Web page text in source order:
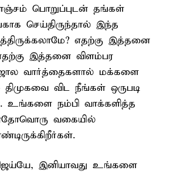
பொறுப்புடன் தங்கள்
செய்திருந்தால் இந்த
எதற்கு இத்தனை
இத்தனை விளம்பர
வார்த்தைகளால் மக்களை
விட நீங்கள் ஒருபடி
உங்களை நம்பி வாக்களித்த
வகையில்
இனியாவது உங்களை